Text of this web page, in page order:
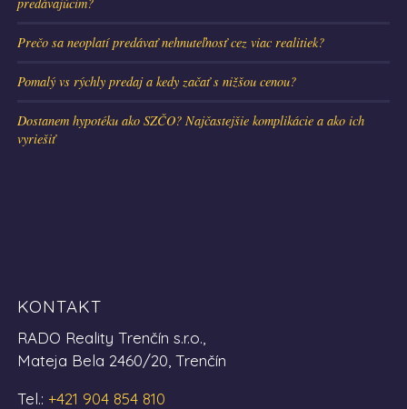
Prečo sa neoplatí predávať nehnuteľnosť cez viac realitiek?
Pomalý vs rýchly predaj a kedy začať s nižšou cenou?
Dostanem hypotéku ako SZČO? Najčastejšie komplikácie a ako ich
vyriešiť
KONTAKT
RADO Reality Trenčín s.r.o.,
Mateja Bela 2460/20, Trenčín
Tel.: +421 904 854 810